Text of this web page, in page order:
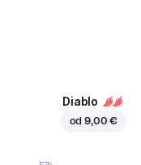
Diablo
od9,00 €